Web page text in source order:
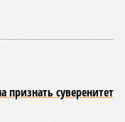
может быть
системы есть
пытается
что внутренние
всевозможные